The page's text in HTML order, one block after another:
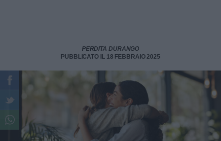
PERDITA DURANGO
PUBBLICATO IL 18 FEBBRAIO 2025